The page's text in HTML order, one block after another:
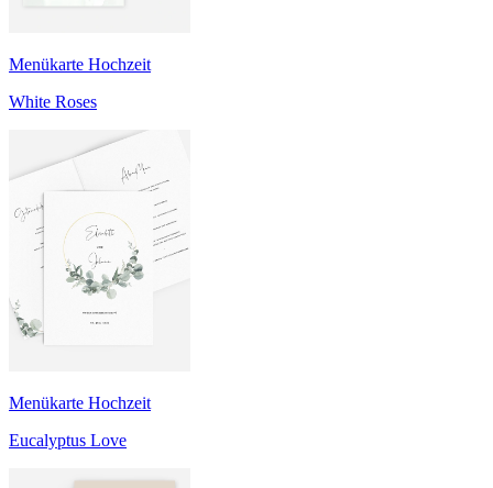
Menükarte Hochzeit
White Roses
Menükarte Hochzeit
Eucalyptus Love